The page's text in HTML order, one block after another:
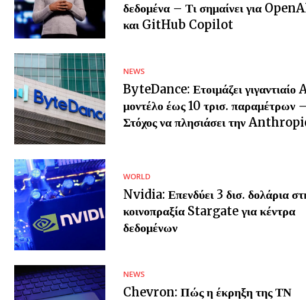
δεδομένα – Τι σημαίνει για
και GitHub Copilot
NEWS
ByteDance: Ετοιμάζει γιγαντιαίο
μοντέλο έως 10 τρισ. παραμέτρων –
Στόχος να πλησιάσει την
WORLD
Nvidia: Επενδύει 3 δισ. δολάρια
κοινοπραξία Stargate για κέντρα
δεδομένων
NEWS
Chevron: Πώς η έκρηξη της ΤΝ